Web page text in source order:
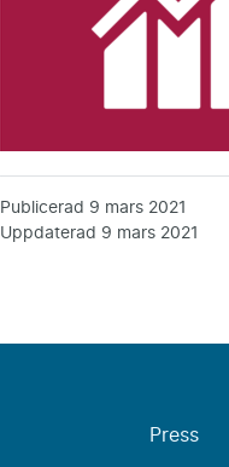
Publicerad 9 mars 2021
Uppdaterad 9 mars 2021
Press